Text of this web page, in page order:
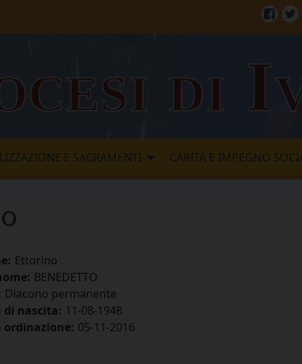
di
E SACRAMENTI CARITÀ E IMPEGNO
Ettorino
BENEDETTO
Diacono permanente
di nascita: 11-08-1948
ordinazione: 05-11-2016